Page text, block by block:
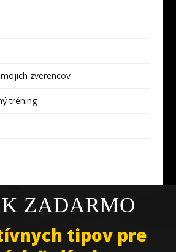
zverencov
tréning
ZADARMO
tipov pre